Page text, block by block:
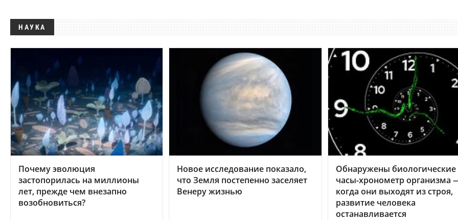
НАУКА
Почему эволюция
застопорилась на миллионы
лет, прежде чем внезапно
возобновиться?
Новое исследование показало,
что Земля постепенно заселяет
Венеру жизнью
Обнаружены биологические
часы-хронометр организма
когда они выходят из строя,
развитие человека
останавливается